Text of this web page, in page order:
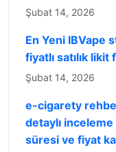
Şubat 14, 2026
En Yeni IBVape
fiyatlı satılık likit
Şubat 14, 2026
e-cigarety
detaylı
süresi ve fiyat